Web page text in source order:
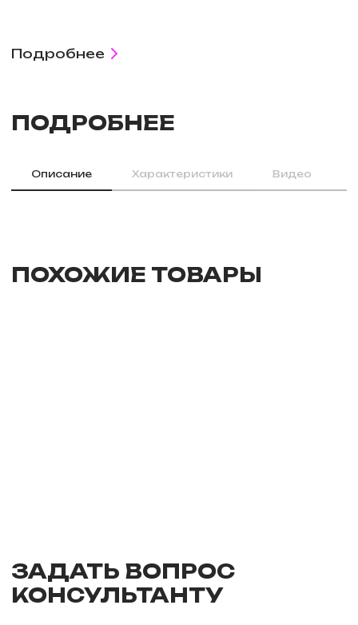
Подробнее
ПОДРОБНЕЕ
Описание Характеристики Видео
ПОХОЖИЕ ТОВАРЫ
ЗАДАТЬ ВОПРОС
КОНСУЛЬТАНТУ